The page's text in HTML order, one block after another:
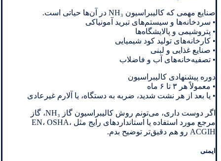
صنایع مهمی که کالیبراسیون NH₃ در آن‌ها حیاتی است.
• سردخانه‌ها و سیستم‌های تبرید آمونیاکی
• پتروشیمی و پالایشگاه‌ها
• کارخانه‌های تولید کود شیمیایی
• صنایع غذایی و لبنی
• تصفیه‌خانه‌های آب و فاضلاب
دوره پیشنهادی کالیبراسیون
• معمولاً هر ۳ تا ۶ ماه
• یا بعد از هر نشت شدید، ضربه به دستگاه، یا آلارم غیرعادی
اگر دوست داری، می‌تونم روش کالیبراسیون گاز NH₃، گاز
مرجع مورد استفاده یا استانداردهای رایج مثل EN، OSHA،
ACGIH رو هم دقیق‌تر توضیح بدم.
ایمنی